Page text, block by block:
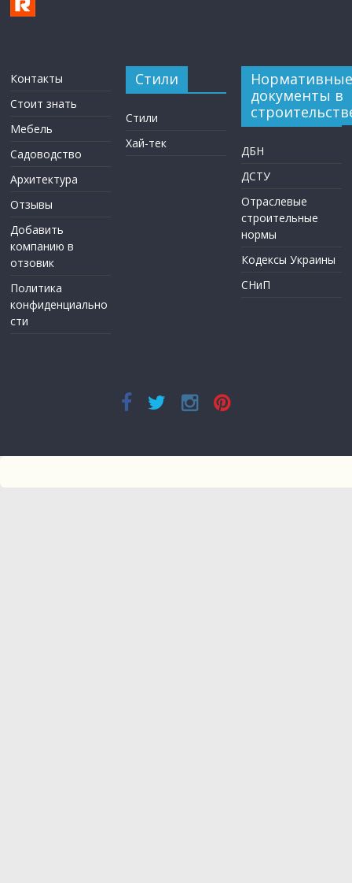
Контакты
Стоит знать
Мебель
Садоводство
Архитектура
Отзывы
Добавить
компанию в
отзовик
Политика
конфиденциально
сти
Стили
Стили
Хай-тек
Нормативные
документы в
ДБН
ДСТУ
Отраслевые
строительные
нормы
Кодексы Украины
СНиП